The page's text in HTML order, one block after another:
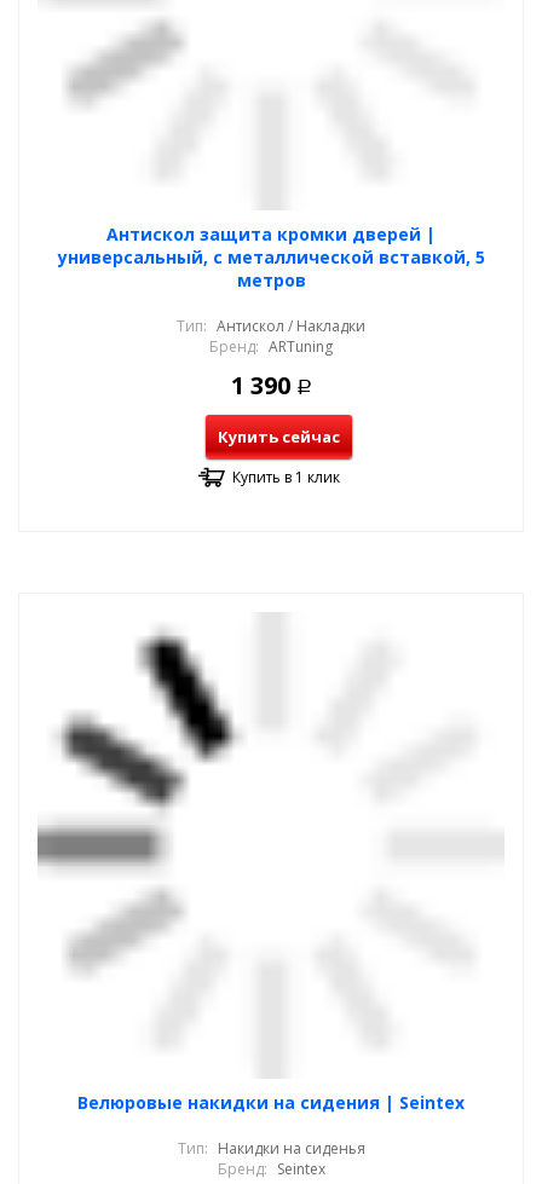
Антискол защита кромки дверей |
универсальный, с металлической вставкой, 5
метров
Тип: Антискол / Накладки
Бренд: ARTuning
1 390 Р
Купить сейчас
Купить в 1 клик
Велюровые накидки на сидения | Seintex
Тип: Накидки на сиденья
Бренд: Seintex